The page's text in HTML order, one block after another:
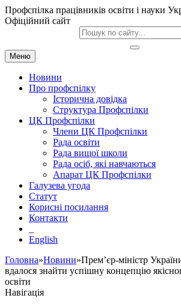
Профспілка працівників освіти і науки
Офіційний сайт
Меню
Новини
Про профспілку
Історична довідка
Структура Профспілки
ЦК Профспілки
Члени ЦК Профспілки
Рада освіти
Рада вищої школи
Рада осіб, які навчаються
Апарат ЦК Профспілки
Галузева угода
Статут
Корисні посилання
Контакти
English
Головна»Новини»Прем’єр-міністр
вдалося знайти успішну концепцію
освіти
Навігація